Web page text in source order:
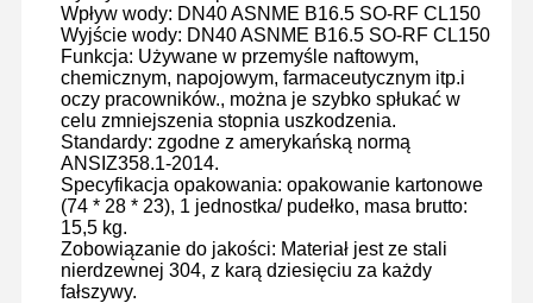
Wpływ wody: DN40 ASNME B16.5 SO-RF CL150
Wyjście wody: DN40 ASNME B16.5 SO-RF CL150
Funkcja: Używane w przemyśle naftowym,
chemicznym, napojowym, farmaceutycznym itp.i
oczy pracowników., można je szybko spłukać w
celu zmniejszenia stopnia uszkodzenia.
Standardy: zgodne z amerykańską normą
ANSIZ358.1-2014.
Specyfikacja opakowania: opakowanie kartonowe
(74 * 28 * 23), 1 jednostka/ pudełko, masa brutto:
15,5 kg.
Zobowiązanie do jakości: Materiał jest ze stali
nierdzewnej 304, z karą dziesięciu za każdy
fałszywy.